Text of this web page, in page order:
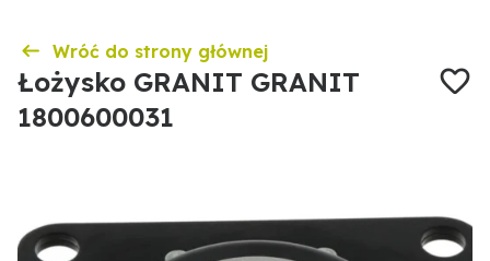
Wróć do strony głównej
Łożysko GRANIT GRANIT
1800600031